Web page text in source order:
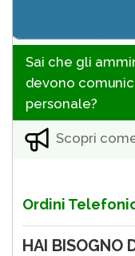
Sai che gli
devono
personale?
Scopri
Ordini
HAI BISOGNO